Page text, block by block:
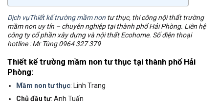
Dịch vụThiết kế trường mầm non tư thục, thi công nội thất trường
mầm non uy tín – chuyên nghiệp tại thành phố Hải Phòng. Liên hệ
công ty cổ phần xây dựng và nội thất Ecohome. Số điện thoại
hotline : Mr Tùng 0964 327 379
Thiết kế trường mầm non tư thục tại thành phố Hải
Phòng:
Mầm non tư thục: Linh Trang
Chủ đầu tư: Anh Tuấn